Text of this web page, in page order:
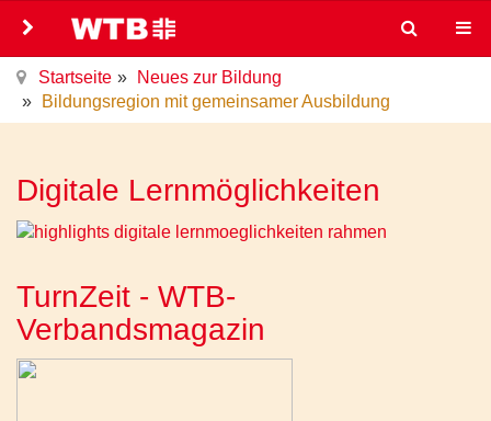
Startseite
Neues zur Bildung
Bildungsregion mit gemeinsamer Ausbildung
Digitale Lernmöglichkeiten
TurnZeit - WTB-
Verbandsmagazin